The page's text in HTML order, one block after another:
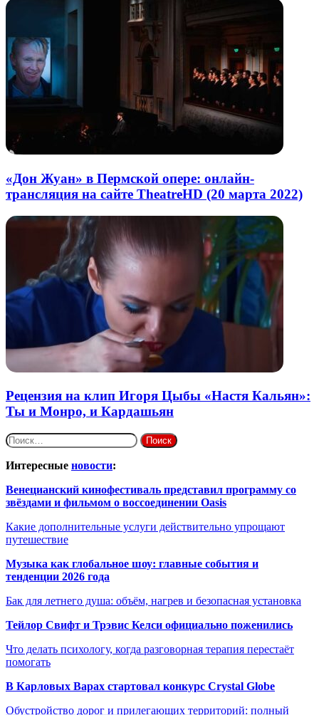
«Дон Жуан» в Пермской опере: онлайн-
трансляция на сайте TheatreHD (20 марта 2022)
Рецензия на клип Игоря Цыбы «Настя Кальян»:
Ты и Монро, и Кардашьян
Найти:
Интересные новости:
Венецианский кинофестиваль представил программу со
звёздами и фильмом о воссоединении Oasis
Какие дополнительные услуги действительно упрощают
путешествие
Музыка как глобальное шоу: главные события и
тенденции 2026 года
Бак для летнего душа: объём, нагрев и безопасная установка
Тейлор Свифт и Трэвис Келси официально поженились
Что делать психологу, когда разговорная терапия перестаёт
помогать
В Карловых Варах стартовал конкурс Crystal Globe
Обустройство дорог и прилегающих территорий: полный